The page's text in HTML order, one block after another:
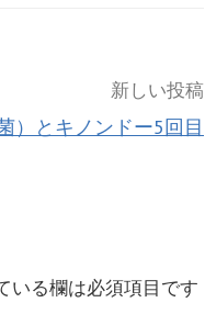
新しい投稿
）とキノンドー5回目
いる欄は必須項目です